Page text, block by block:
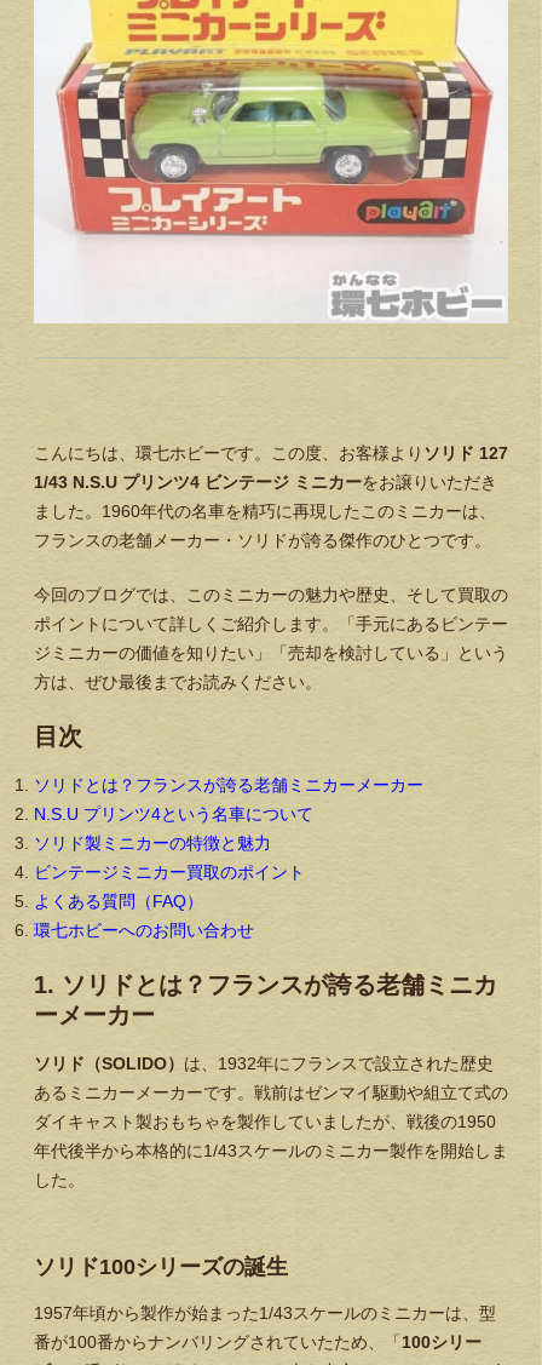
こんにちは、環七ホビーです。この度、お客様より ソリド 127
1/43 N.S.U プリンツ4 ビンテージ ミニカーをお譲りいただき
ました。1960年代の名車を精巧に再現したこのミニカーは、
フランスの老舗メーカー・ソリドが誇る傑作のひとつです。
今回のブログでは、このミニカーの魅力や歴史、そして買取の
ポイントについて詳しくご紹介します。「手元にあるビンテー
ジミニカーの価値を知りたい」「売却を検討している」という
方は、ぜひ最後までお読みください。
目次
ソリドとは？フランスが誇る老舗ミニカーメーカー
N.S.U プリンツ4という名車について
ソリド製ミニカーの特徴と魅力
ビンテージミニカー買取のポイント
よくある質問（FAQ）
環七ホビーへのお問い合わせ
1. ソリドとは？フランスが誇る老舗ミニカ
ーメーカー
ソリド（SOLIDO） は、1932年にフランスで設立された歴史
あるミニカーメーカーです。戦前はゼンマイ駆動や組立て式の
ダイキャスト製おもちゃを製作していましたが、戦後の1950
年代後半から本格的に1/43スケールのミニカー製作を開始しま
した。
ソリド100シリーズの誕生
1957年頃から製作が始まった1/43スケールのミニカーは、型
番が100番からナンバリングされていたため、「100シリー